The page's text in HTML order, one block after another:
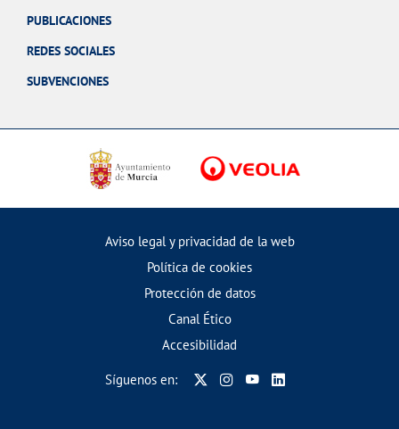
PUBLICACIONES
REDES SOCIALES
SUBVENCIONES
Aviso legal y privacidad de la web
Política de cookies
Protección de datos
Canal Ético
Accesibilidad
Síguenos en: